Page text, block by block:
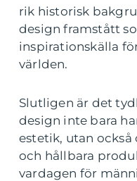
rik historisk
design framstått
inspirationskälla
världen.
Slutligen är det
design inte bara
estetik, utan
och hållbara
vardagen för